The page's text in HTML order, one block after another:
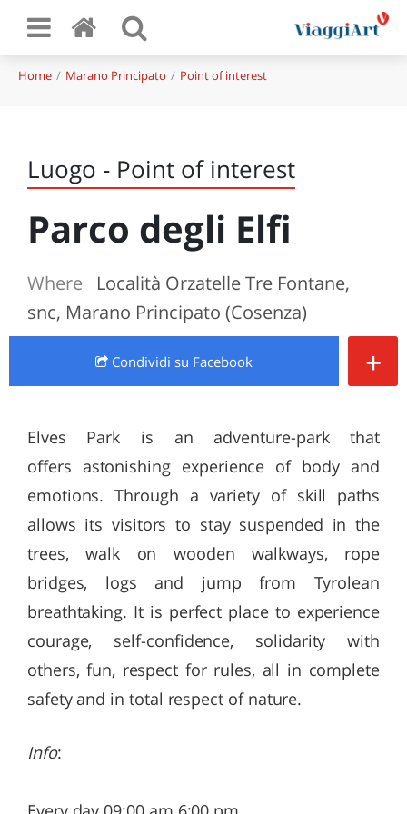
Home Marano Principato Point of interest
Luogo - Point of interest
Parco degli Elfi
Where
Località Orzatelle Tre Fontane,
snc, Marano Principato (Cosenza)
Condividi su Facebook +
Elves Park is an adventure-park that
offers astonishing experience of body and
emotions. Through a variety of skill paths
allows its visitors to stay suspended in the
trees, walk on wooden walkways, rope
bridges, logs and jump from Tyrolean
breathtaking. It is perfect place to experience
courage, self-confidence, solidarity with
others, fun, respect for rules, all in complete
safety and in total respect of nature.
Info: